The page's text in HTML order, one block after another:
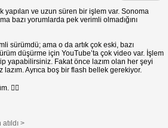
yapılan ve uzun süren bir işlem var. Sonoma
bazı yorumlarda pek verimli olmadığını
sürümdü; ama o da artık çok eski, bazı
düşürme için YouTube’ta çok video var. İşlem
yapabilirsiniz. Fakat önce lazım olan her şeyi
lazım. Ayrıca boş bir flash bellek gerekiyor.
👍🏻
>